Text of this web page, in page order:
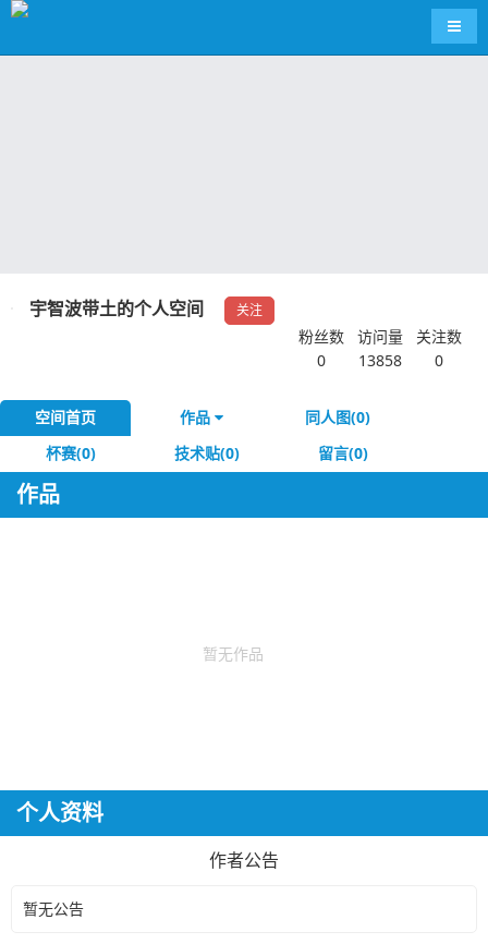
导航
宇智波带土的个人空间 关注
粉丝数
0
访问量
13858
关注数
0
空间首页 作品
同人图(0)
杯赛(0)
技术贴(0) 留言(0)
作品
暂无作品
个人资料
作者公告
暂无公告